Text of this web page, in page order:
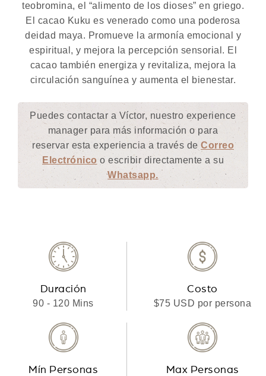
teobromina, el “alimento de los dioses” en griego.
El cacao Kuku es venerado como una poderosa
deidad maya. Promueve la armonía emocional y
espiritual, y mejora la percepción sensorial. El
cacao también energiza y revitaliza, mejora la
circulación sanguínea y aumenta el bienestar.
Puedes contactar a Víctor, nuestro experience
manager para más información o para
reservar esta experiencia a través de Correo
Electrónicoo escribir directamente a su
Whatsapp.
Duración
90 - 120 Mins
Costo
$75 USD por persona
Mín Personas Max Personas